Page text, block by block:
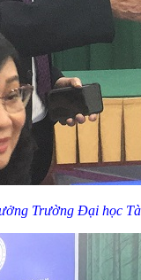
Trường Đại học